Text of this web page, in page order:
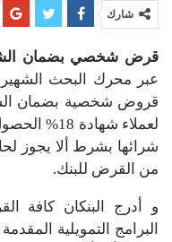
شارك
قرض شخصي بضمان
عبر محرك البحث
قروض شخصية بضمان
لعملاء
شرائها بشرط ألا يجوز
من القرض للبنك.
البرامج التمويلية